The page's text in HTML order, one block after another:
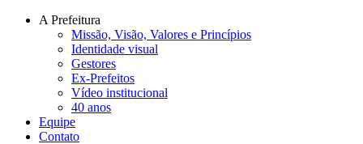
Conteúdo principal
A Prefeitura
Missão, Visão, Valores e Princípios
Identidade visual
Gestores
Ex-Prefeitos
Vídeo institucional
40 anos
Equipe
Contato